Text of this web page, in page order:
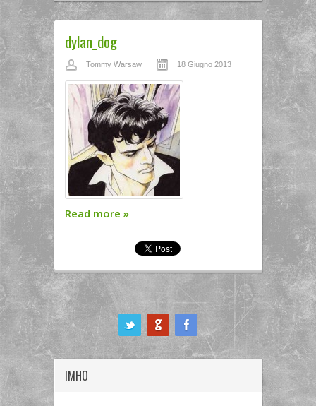
dylan_dog
Tommy Warsaw 18 Giugno 2013
Read more »
IMHO